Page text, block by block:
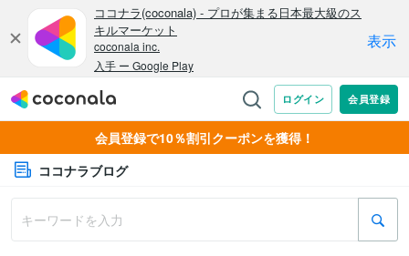
会員登録で10％割引クーポンを獲得！
ココナラブログ